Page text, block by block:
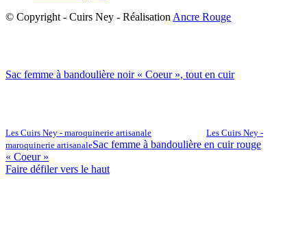
© Copyright - Cuirs Ney - Réalisation Ancre Rouge
Sac femme à bandoulière noir « Coeur », tout en cuir
Les Cuirs Ney - maroquinerie artisanale
Les Cuirs Ney -
maroquinerie artisanaleSac femme à bandoulière en cuir rouge
« Coeur »
Faire défiler vers le haut